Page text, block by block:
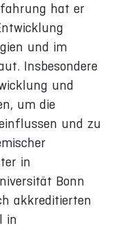
hat er
und im
Insbesondere
und
um die
und zu
in
Bonn
akkreditierten
in